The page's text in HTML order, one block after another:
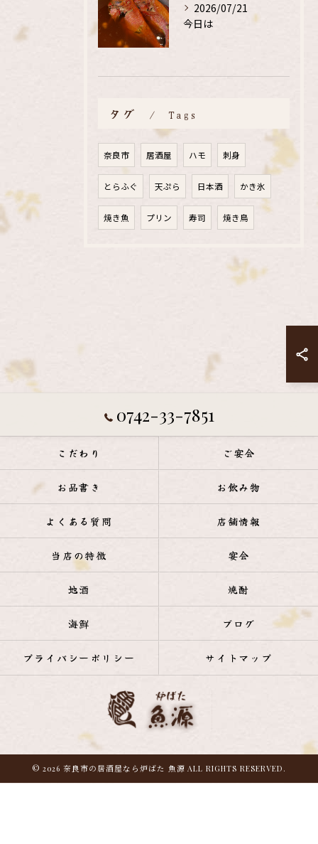
2026/07/21
今日は
タグ Tags
奈良市 居酒屋 ハモ 刺身
とらふぐ 天ぷら 日本酒 かき氷
焼き魚 プリン 寿司 焼き鳥
0742-33-7851
こだわり ご宴会
お品書き お飲み物
よくある質問 店舗情報
当店の特徴 宴会
地酒 焼酎
海鮮 ブログ
プライバシーポリシー サイトマップ
© 2026 奈良市の居酒屋なら炉ばた 魚源 ALL RIGHTS RESERVED.